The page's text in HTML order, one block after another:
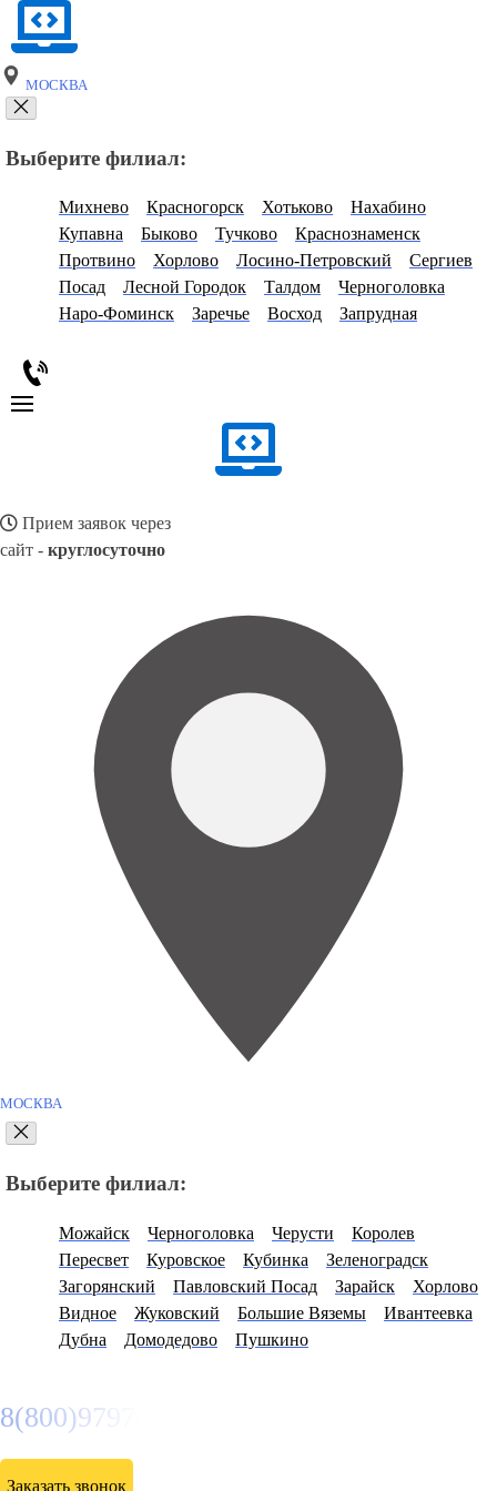
МОСКВА
Выберите филиал:
Михнево Красногорск Хотьково
Нахабино
Купавна
Быково Тучково
Краснознаменск
Протвино
Хорлово Лосино-Петровский
Сергиев
Посад
Лесной Городок Талдом
Черноголовка
Наро-Фоминск
Заречье Восход Запрудная
Прием заявок через
сайт - круглосуточно
МОСКВА
Выберите филиал:
Можайск Черноголовка Черусти
Королев
Пересвет
Куровское Кубинка
Зеленоградск
Загорянский
Павловский Посад Зарайск
Хорлово
Видное
Жуковский Большие Вяземы
Ивантеевка
Дубна
Домодедово Пушкино
8(800)9797043
Заказать звонок